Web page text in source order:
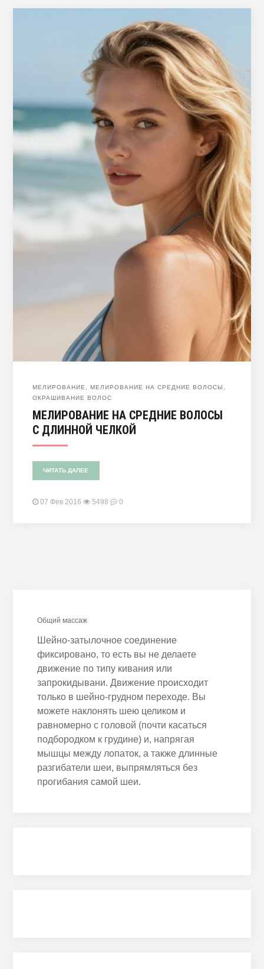
МЕЛИРОВАНИЕ, МЕЛИРОВАНИЕ НА СРЕДНИЕ ВОЛОСЫ ,
ОКРАШИВАНИЕ ВОЛОС
МЕЛИРОВАНИЕ НА СРЕДНИЕ ВОЛОСЫ
С ДЛИННОЙ ЧЕЛКОЙ
ЧИТАТЬ ДАЛЕЕ
07 Фев 2016 5498 0
Общий массаж
Шейно-затылочное соединение
фиксировано, то есть вы не делаете
движение по типу кивания или
запрокидывани. Движение происходит
только в шейно-грудном переходе. Вы
можете наклонять шею целиком и
равномерно с головой (почти касаться
подбородком к грудине) и, напрягая
мышцы между лопаток, а также длинные
разгибатели шеи, выпрямляться без
прогибания самой шеи.